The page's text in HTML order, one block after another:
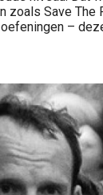
zoals Save
–